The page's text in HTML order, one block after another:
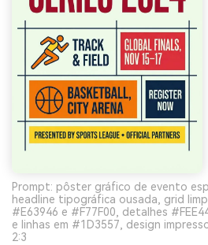
Prompt: pôster gráfico de evento
headline tipográfica ousada, grid
#E63946 e #F77F00, detalhes
e linhas em #1D3557, design
2:3